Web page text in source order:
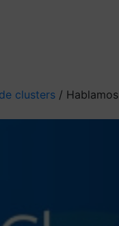
clusters / Hablamos